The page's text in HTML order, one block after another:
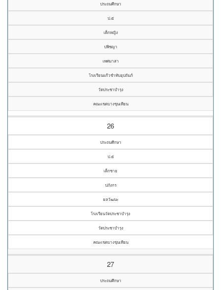
ประถมศึกษา
ป.๕
เด็กหญิง
ปพิชญา
เทศมาสา
โรงเรียนแก้วขำทับอุปถัมภ์
วัดประชาบำรุง
คณะเขตบางขุนเทียน
26
ประถมศึกษา
ป.๕
เด็กชาย
ปภังกร
ผลวัฒนะ
โรงเรียนวัดประชาบำรุง
วัดประชาบำรุง
คณะเขตบางขุนเทียน
27
ประถมศึกษา